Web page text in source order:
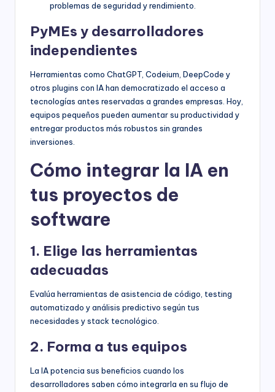
problemas de seguridad y rendimiento.
PyMEs y desarrolladores
independientes
Herramientas como ChatGPT, Codeium, DeepCode y
otros plugins con IA han democratizado el acceso a
tecnologías antes reservadas a grandes empresas. Hoy,
equipos pequeños pueden aumentar su productividad y
entregar productos más robustos sin grandes
inversiones.
Cómo integrar la IA en
tus proyectos de
software
1. Elige las herramientas
adecuadas
Evalúa herramientas de asistencia de código, testing
automatizado y análisis predictivo según tus
necesidades y stack tecnológico.
2. Forma a tus equipos
La IA potencia sus beneficios cuando los
desarrolladores saben cómo integrarla en su flujo de